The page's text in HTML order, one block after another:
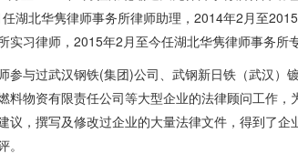
湖北华隽律师事务所律师助理，2014年2月至
实习律师，2015年2月至今任湖北华隽律师事务所
与过武汉钢铁(集团)公司、武钢新日铁（武汉）
料物资有限责任公司等大型企业的法律顾问工作，
议，撰写及修改过企业的大量法律文件，得到了企